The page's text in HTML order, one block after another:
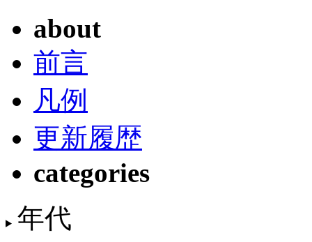
about
前言
凡例
更新履歴
categories
年代